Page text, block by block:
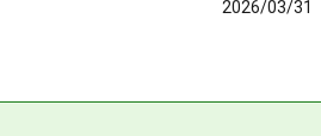
2026/03/31